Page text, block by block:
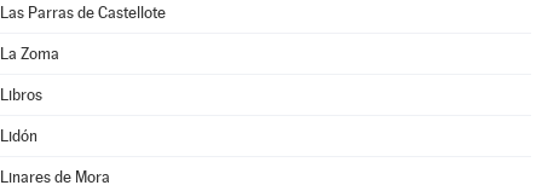
Las Parras de Castellote
La Zoma
Libros
Lidón
Linares de Mora